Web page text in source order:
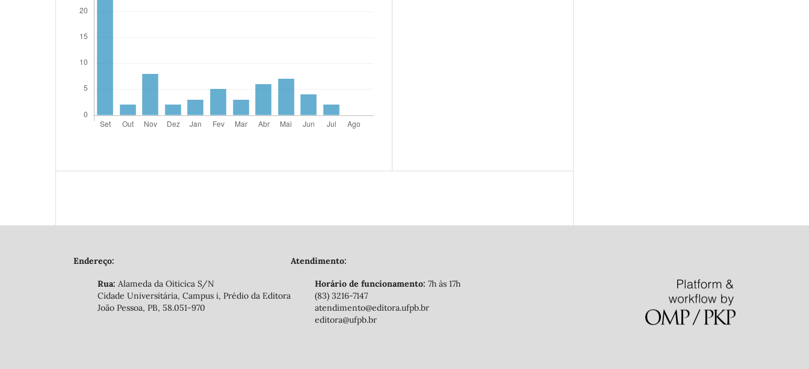
Endereço:
Rua: Alameda da Oiticica S/N
Cidade Universitária, Campus i, Prédio da Editora
João Pessoa, PB, 58.051-970
Atendimento:
Horário de funcionamento: 7h às 17h
(83) 3216-7147
atendimento@editora.ufpb.br
editora@ufpb.br